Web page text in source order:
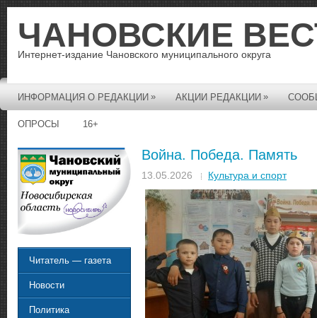
ЧАНОВСКИЕ
Интернет-издание Чановского муниципального округа
ИНФОРМАЦИЯ О РЕДАКЦИИ » АКЦИИ РЕДАКЦИИ »
ОПРОСЫ 16+
Война. Победа. Память
13.05.2026 Культура и спорт
Читатель — газета
Новости
Политика